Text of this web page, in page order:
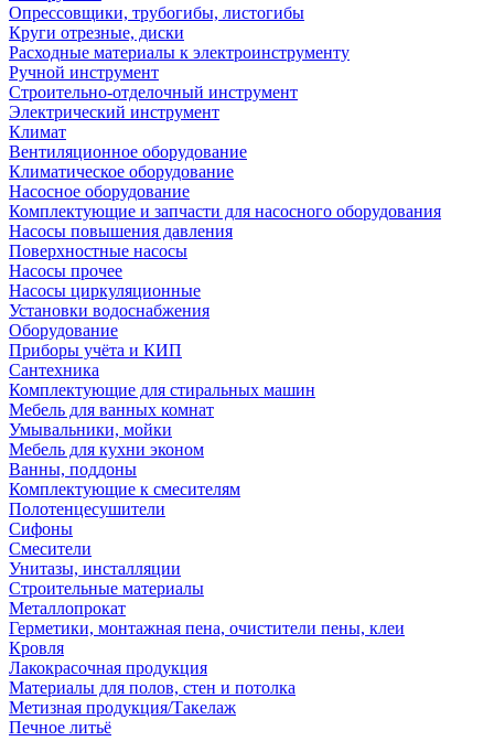
Опрессовщики, трубогибы, листогибы
Круги отрезные, диски
Расходные материалы к электроинструменту
Ручной инструмент
Строительно-отделочный инструмент
Электрический инструмент
Климат
Вентиляционное оборудование
Климатическое оборудование
Насосное оборудование
Комплектующие и запчасти для насосного оборудования
Насосы повышения давления
Поверхностные насосы
Насосы прочее
Насосы циркуляционные
Установки водоснабжения
Оборудование
Приборы учёта и КИП
Сантехника
Комплектующие для стиральных машин
Мебель для ванных комнат
Умывальники, мойки
Мебель для кухни эконом
Ванны, поддоны
Комплектующие к смесителям
Полотенцесушители
Сифоны
Смесители
Унитазы, инсталляции
Строительные материалы
Металлопрокат
Герметики, монтажная пена, очистители пены, клеи
Кровля
Лакокрасочная продукция
Материалы для полов, стен и потолка
Метизная продукция/Такелаж
Печное литьё